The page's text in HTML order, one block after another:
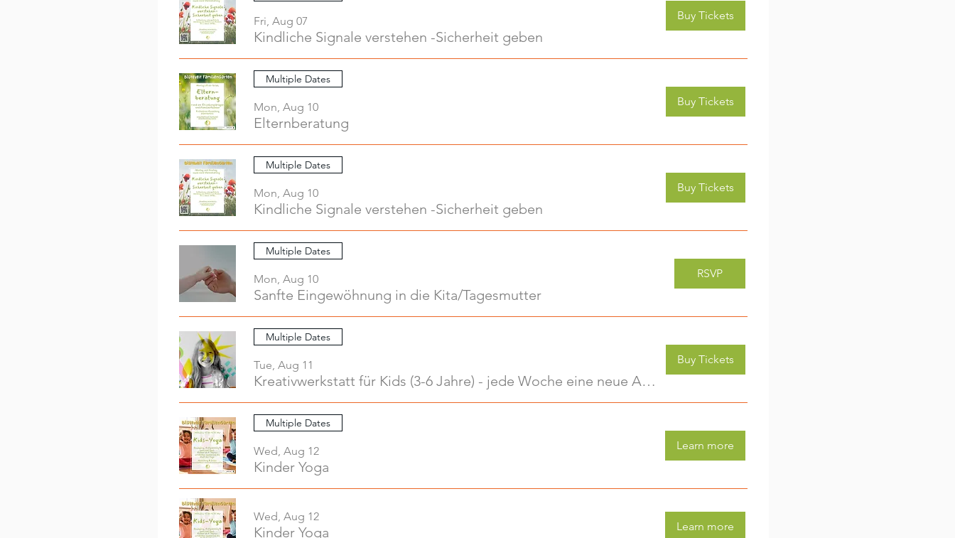
Fri, Aug 07
Kindliche Signale verstehen -Sicherheit geben
Buy Tickets
Multiple Dates
Mon, Aug 10
Elternberatung
Buy Tickets
Multiple Dates
Mon, Aug 10
Kindliche Signale verstehen -Sicherheit geben
Buy Tickets
Multiple Dates
Mon, Aug 10
Sanfte Eingewöhnung in die Kita/Tagesmutter
RSVP
Multiple Dates
Tue, Aug 11
Kreativwerkstatt für Kids (3-6 Jahre) - jede Woche eine neue Aktivität (2)
Buy Tickets
Multiple Dates
Wed, Aug 12
Kinder Yoga
Learn more
Wed, Aug 12
Kinder Yoga Learn more